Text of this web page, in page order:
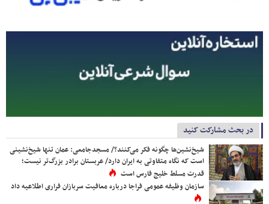
در بحث مشارکت کنید
شیخ‌نشین‌ها چگونه فکر می‌کنند؟/ مسجدجامعی: عمان تنها شیخ‌نشینی
است که نگاه متفاوتی به ایران دارد/ عربستان برادر بزرگ‌تر نیست؛
قدرت مسلط خلیج فارس است
سازمان وظیفه عمومی فراجا درباره معافیت سربازان فراری اطلاعیه داد